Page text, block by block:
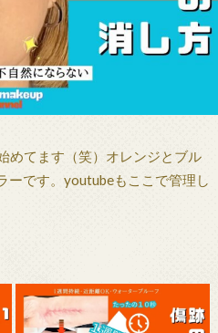
てます（笑）オレンジとブル
ーです。youtubeもここで管理し